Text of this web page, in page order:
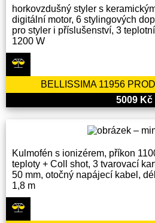
horkovzdušný styler s
digitální motor, 6 stylingových
pro styler i příslušenství, 3
1200 W
BELLISSIMA 11956
5009 Kč
Kulmofén s ionizérem, příkon
teploty + Coll shot, 3 tvarovací
50 mm, otočný napájecí kabel,
1,8 m